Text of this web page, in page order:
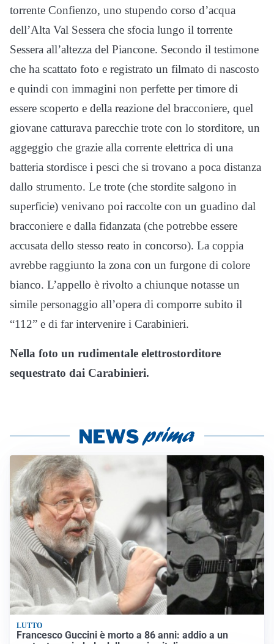
torrente Confienzo, uno stupendo corso d’acqua
dell’Alta Val Sessera che sfocia lungo il torrente
Sessera all’altezza del Piancone. Secondo il testimone
che ha scattato foto e registrato un filmato di nascosto
e quindi con immagini non perfette per timore di
essere scoperto e della reazione del bracconiere, quel
giovane catturava parecchie trote con lo storditore, un
aggeggio che grazie alla corrente elettrica di una
batteria stordisce i pesci che si trovano a poca distanza
dallo strumento. Le trote (che stordite salgono in
superficie) venivano poi raccolte con un guadino dal
bracconiere e dalla fidanzata (che potrebbe essere
accusata dello stesso reato in concorso). La coppia
avrebbe raggiunto la zona con un furgone di colore
bianco. L’appello è rivolto a chiunque notasse un
simile personaggio all’opera di comporre subito il
“112” e di far intervenire i Carabinieri.
Nella foto un rudimentale elettrostorditore
sequestrato dai Carabinieri.
LUTTO
Francesco Guccini è morto a 86 anni: addio a un